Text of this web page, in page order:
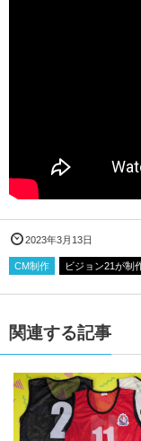
2023年3月13日
CM制作 ビジョン21が制
関連する記事